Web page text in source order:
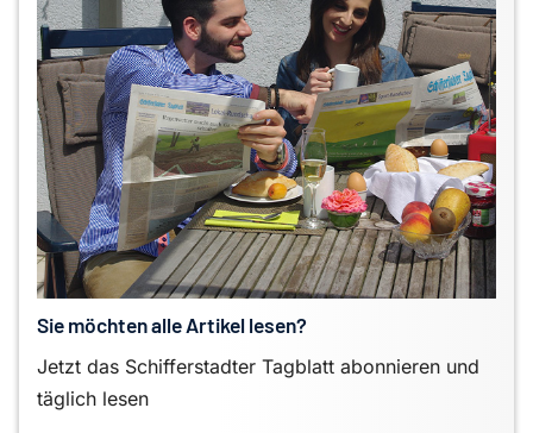
Sie möchten alle Artikel lesen?
Jetzt das Schifferstadter Tagblatt abonnieren und
täglich lesen